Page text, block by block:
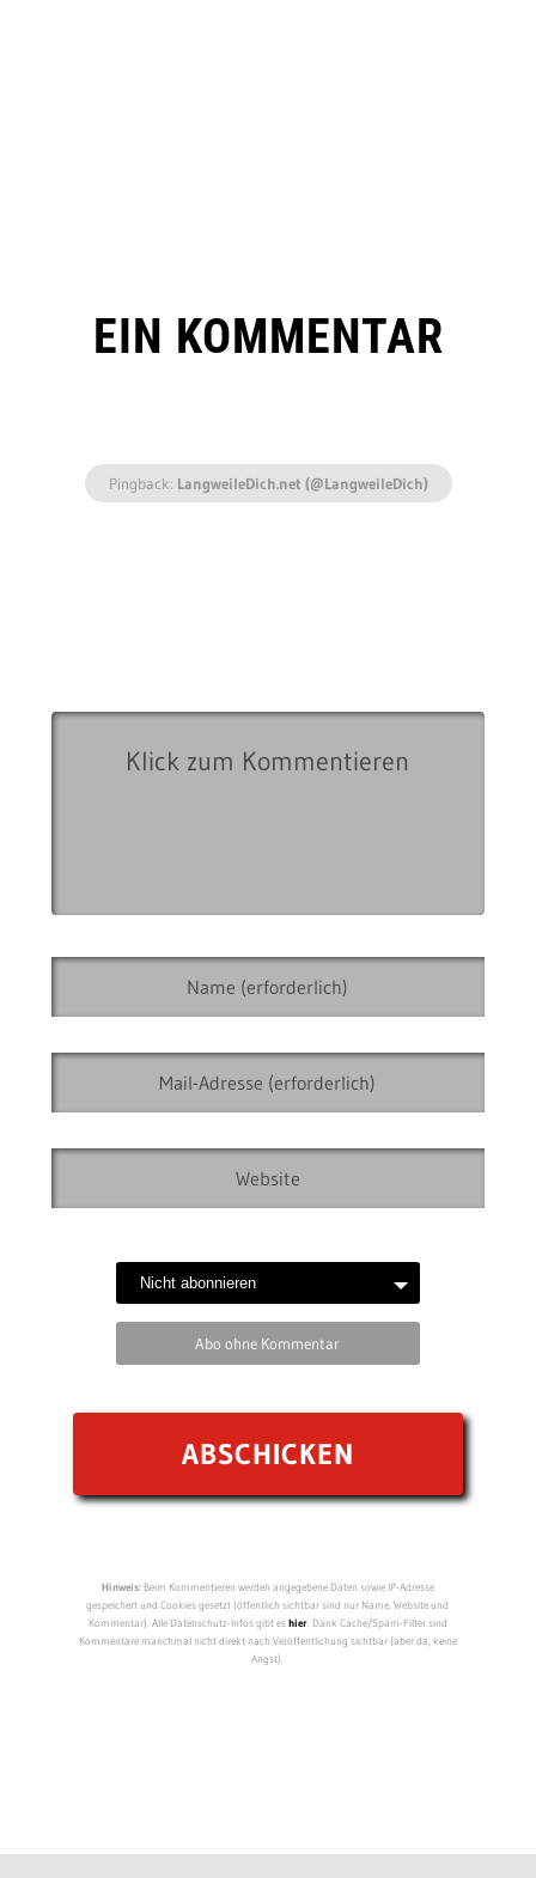
EIN KOMMENTAR
Pingback: LangweileDich.net (@LangweileDich)
Abo ohne Kommentar
Hinweis:Beim Kommentieren werden angegebene Daten sowie IP-Adresse
gespeichert und Cookies gesetzt (öffentlich sichtbar sind nur Name, Website und
Kommentar). Alle Datenschutz-Infos gibt eshier. Dank Cache/Spam-Filter sind
Kommentare manchmal nicht direkt nach Veröffentlichung sichtbar (aber da, keine
Angst).